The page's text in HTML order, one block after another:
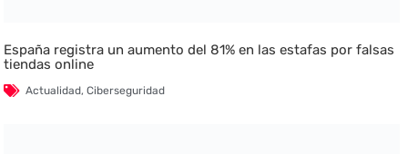
España registra un aumento del 81% en las estafas por falsas
tiendas online
Actualidad,Ciberseguridad